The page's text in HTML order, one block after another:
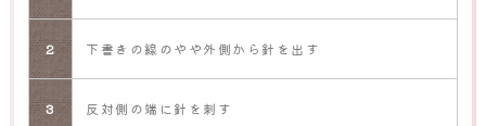
2 下書きの線のやや外側から針を出す
3 反対側の端に針を刺す